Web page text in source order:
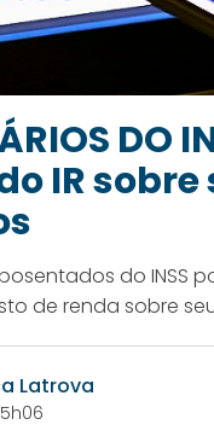
DO
IR sobre
do INSS
de renda sobre
Latrova